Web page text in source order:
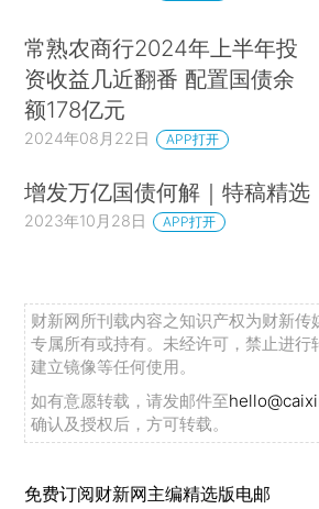
常熟农商行2024年上半年投
资收益几近翻番 配置国债余
额178亿元
2024年08月22日 APP打开
增发万亿国债何解｜特稿精选
2023年10月28日 APP打开
财新网所刊载内容之知识产权为财新传
专属所有或持有。未经许可，禁止进行
建立镜像等任何使用。
如有意愿转载，请发邮件至
确认及授权后，方可转载。
免费订阅财新网主编精选版电邮